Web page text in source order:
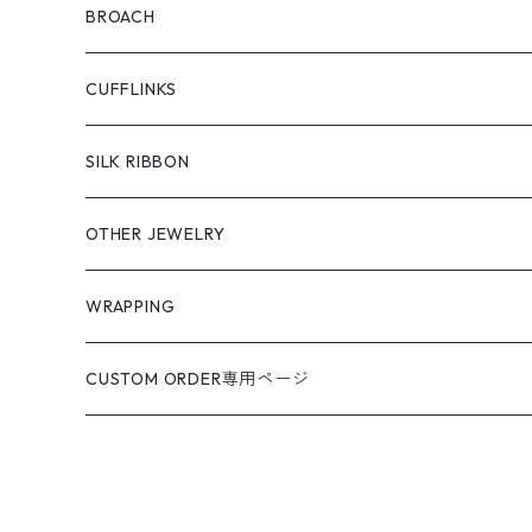
BROACH
CUFFLINKS
SILK RIBBON
OTHER JEWELRY
WRAPPING
CUSTOM ORDER専用ページ